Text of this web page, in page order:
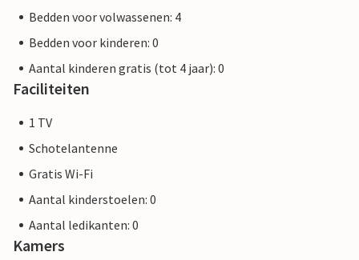
Bedden voor volwassenen: 4
Bedden voor kinderen: 0
Aantal kinderen gratis (tot 4 jaar): 0
Faciliteiten
1 TV
Schotelantenne
Gratis Wi-Fi
Aantal kinderstoelen: 0
Aantal ledikanten: 0
Kamers